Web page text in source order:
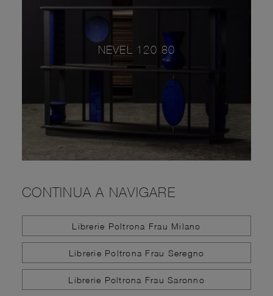
NEVEL 120-80
CONTINUA A NAVIGARE
Librerie Poltrona Frau Milano
Librerie Poltrona Frau Seregno
Librerie Poltrona Frau Saronno